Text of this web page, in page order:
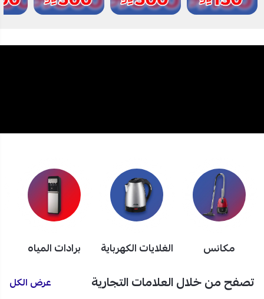
مكانس الغلايات الكهرباية برادات المياه
تصفح من خلال العلامات التجارية عرض الكل